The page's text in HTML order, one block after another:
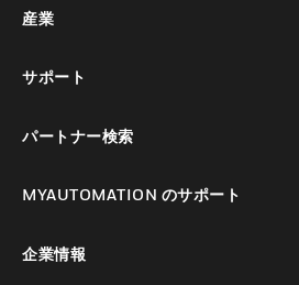
産業
サポート
パートナー検索
MYAUTOMATION のサポート
企業情報